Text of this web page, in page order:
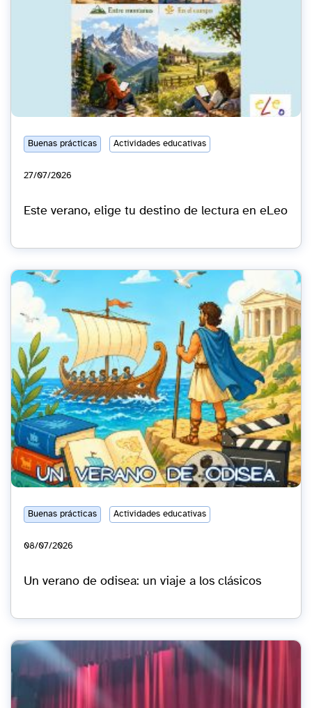
27/07/2026
Buenas prácticas Actividades educativas
Este verano, elige tu destino de lectura en eLeo
08/07/2026
Buenas prácticas Actividades educativas
Un verano de odisea: un viaje a los clásicos